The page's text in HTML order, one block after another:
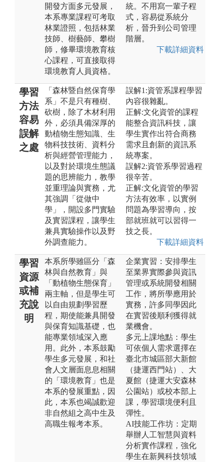
開發方面多元發展，
本系專業課程可考取
林業證照，包括林業
技師、樹藝師、攀樹
師，修畢環境教育核
心課程，可直接取得
環境教育人員資格。
統。不用寫一輩子程
式，容易從系統分
析，晉升到公司管理
階層。
下載詳細資料
學習
方法
容易
誤解
之處
「森林暨自然保育學
系」不是只有種樹、
砍樹，除了木材利用
外，必須具備深厚的
動植物生態知識、生
物科技技術、資料分
析與經營管理能力，
以及對於環境生態議
題的思辨能力，教學
並重理論與實務，尤
其強調「從做中
學」，開設多門實驗
及實習課程，讓學生
兼具實驗操作以及野
外調查能力。
誤解1:資管系課程學習
內容很雜亂。
正解:文化資管的課程
能整合資訊科技，讓
學生實作出符合商務
需求且創新的資訊系
統專案。
誤解2:資管系學習過程
很辛苦。
正解:文化資管的學習
方法有效率，以實例
問題為學習導向，按
部就班就可以習得一
技之長。
下載詳細資料
學習
資源
或補
充說
明
本系所學雖區分「森
林與自然教育」與
「動植物生態保育」
兩主軸，但是學生可
以自由規劃學習歷
程，期使能兼具開發
與保育知識基礎，也
能專業領域深入應
用。此外，本系鼓勵
學生多元發展，和社
會人文層面息息相關
的「環境教育」也是
本系的發展重點，因
此，本系也竭誠歡迎
非自然組之高中生及
高職生報考本系。
企業實習：安排學生
至業界實際參與資訊
管理或系統開發相關
工作，將所學應用於
實務，許多同學因此
在實習後順利獲得就
業機會。
多元上課地點：學生
可依個人需求選擇在
臺北市城區部大新館
（捷運西門站）、大
夏館（捷運大安森林
公園站）或校本部上
課，學習環境便利且
彈性。
AI技能工作坊：定期
舉辦人工智慧與資料
分析實作課程，強化
學生在新興科技領域